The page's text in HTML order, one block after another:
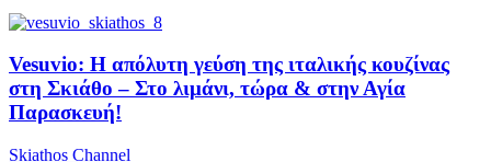
Vesuvio: Η απόλυτη γεύση της ιταλικής κουζίνας
στη Σκιάθο – Στο λιμάνι, τώρα & στην Αγία
Παρασκευή!
Skiathos Channel